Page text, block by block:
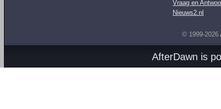
Vraag en
Nieuws2.nl
© 1999-2026
AfterDawn is